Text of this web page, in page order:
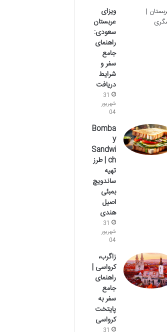
ویزای
عربستان
سعودی:
راهنمای
جامع
سفر و
شرایط
دریافت
31
شهریور
04
Bomba
y
Sandwi
ch | طرز
تهیه
ساندویچ
بمبئی
اصیل
هندی
31
شهریور
04
زاگرب،
کرواسی |
راهنمای
جامع
سفر به
پایتخت
کرواسی